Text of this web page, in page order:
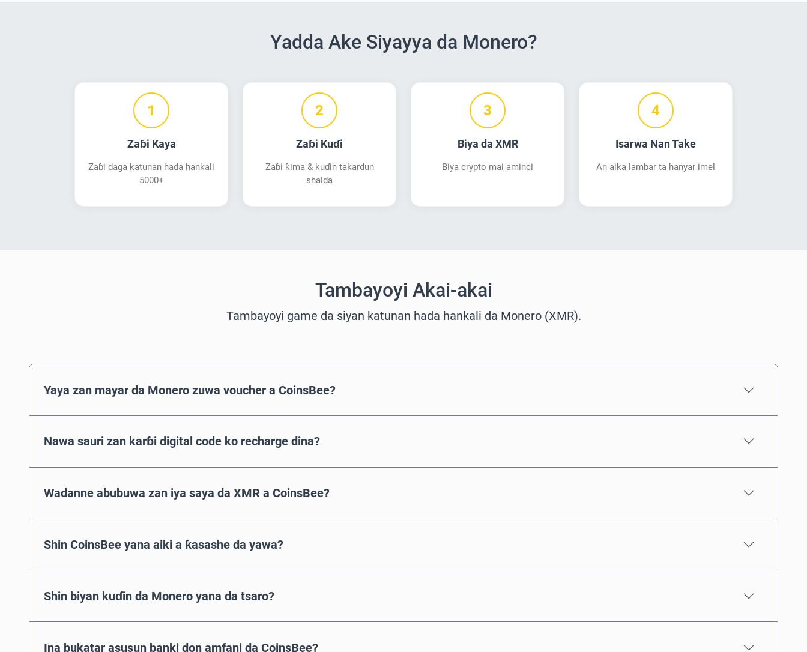
Yadda Ake Siyayya da Monero?
1
Zaɓi Kaya
Zaɓi daga katunan hada hankali
5000+
2
Zaɓi Kuɗi
Zaɓi ƙima & kuɗin takardun
shaida
3
Biya da XMR
Biya crypto mai aminci
4
Isarwa Nan Take
An aika lambar ta hanyar imel
Tambayoyi Akai-akai
Tambayoyi game da siyan katunan hada hankali da Monero (XMR).
Yaya zan mayar da Monero zuwa voucher a CoinsBee?
Nawa sauri zan karɓi digital code ko recharge dina?
Wadanne abubuwa zan iya saya da XMR a CoinsBee?
Shin CoinsBee yana aiki a ƙasashe da yawa?
Shin biyan kuɗin da Monero yana da tsaro?
Ina bukatar asusun banki don amfani da CoinsBee?